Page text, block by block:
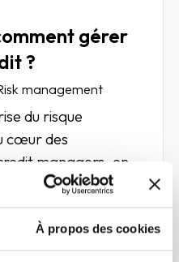
À propos des cookies
gérer
?
management
du risque
cœur des
managers, en
réduire les
Covid.
Lire la suite